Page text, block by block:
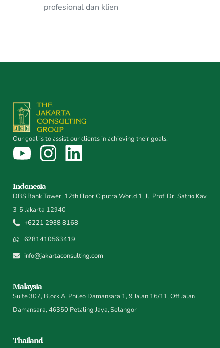
profesional dan klien
Our goal is to assist our clients in achieving their goals.
Indonesia
DBS Bank Tower, 12th Floor Ciputra World 1, Jl. Prof. Dr. Satrio Kav
3-5 Jakarta 12940
+6221 2988 8168
6281410563419
info@jakartaconsulting.com
Malaysia
Suite 307, Block A, Phileo Damansara 1, 9 Jalan 16/11, Off Jalan
Damansara, 46350 Petaling Jaya, Selangor
Thailand